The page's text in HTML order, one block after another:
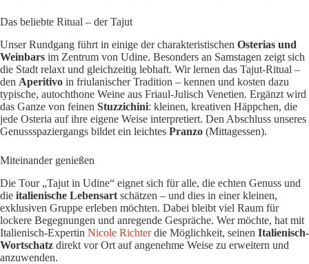
Das beliebte Ritual – der Tajut
Unser Rundgang führt in einige der charakteristischen Osterias und
Weinbars im Zentrum von Udine. Besonders an Samstagen zeigt sich
die Stadt relaxt und gleichzeitig lebhaft. Wir lernen das Tajut-Ritual –
den Aperitivo in friulanischer Tradition – kennen und kosten dazu
typische, autochthone Weine aus Friaul-Julisch Venetien. Ergänzt wird
das Ganze von feinen Stuzzichini: kleinen, kreativen Häppchen, die
jede Osteria auf ihre eigene Weise interpretiert. Den Abschluss unseres
Genussspaziergangs bildet ein leichtes Pranzo (Mittagessen).
Miteinander genießen
Die Tour „Tajut in Udine“ eignet sich für alle, die echten Genuss und
die italienische Lebensart schätzen – und dies in einer kleinen,
exklusiven Gruppe erleben möchten. Dabei bleibt viel Raum für
lockere Begegnungen und anregende Gespräche. Wer möchte, hat mit
Italienisch-Expertin Nicole Richterdie Möglichkeit, seinen Italienisch-
Wortschatz direkt vor Ort auf angenehme Weise zu erweitern und
anzuwenden.